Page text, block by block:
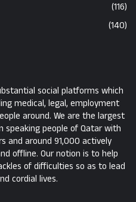
(116)
(140)
social platforms which
medical, legal, employment
around. We are the largest
speaking people of Qatar with
and around 91,000 actively
offline. Our notion is to help
of difficulties so as to lead
cordial lives.